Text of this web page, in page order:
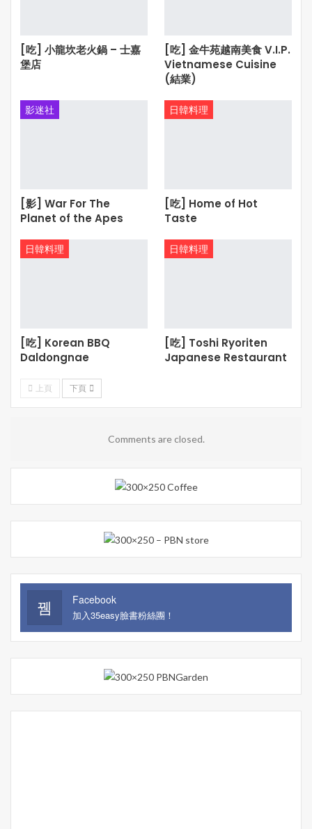
[吃] 小龍坎老火鍋 – 士嘉
堡店
[吃] 金牛苑越南美食 V.I.P.
Vietnamese Cuisine
(結業)
影迷社
[影] War For The
Planet of the Apes
日韓料理
[吃] Home of Hot
Taste
日韓料理
[吃] Korean BBQ
Daldongnae
日韓料理
[吃] Toshi Ryoriten
Japanese Restaurant
上頁 下頁
Comments are closed.
Facebook
加入35easy臉書粉絲團！